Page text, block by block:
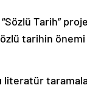
Tarih”
tarihin
literatür